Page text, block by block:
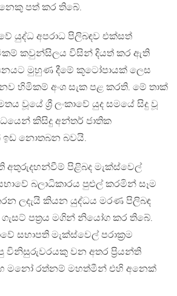
පත් කර තිබේ‍.
යුද්ධ අපරාධ පිලිබඳව එක්සත්
‍කවුන්සිලය විසින් දියත් කර ඇති
මුහුණ දීමේ කූටෝපායක් ලෙස
හිමිකම් අංශ සැක පළ කරති. මේ තාක්
වූයේ ශ්‍රී ලංකාවේ යුද සමයේ සිදු වූ
කිසිදු අන්තර් ජාතික
නොතබන බවයි.
අතුරුදහන්වීම් පිළිබද මැක්ස්වෙල්
බලාධිකාරය පුළුල් කරමින් සෑම
ලදැයි කියන යුද්ධය මරණ පිලිබඳ
පත්‍රය මගින් නියෝග කර තිබේ.
සභාපති මැක්ස්වෙල් පරාක්‍රම
විනිසුරුවරයකු වන අතර ප්‍රියන්ති
මනෝ රත්නම් මහත්මීන් එහි අනෙක්